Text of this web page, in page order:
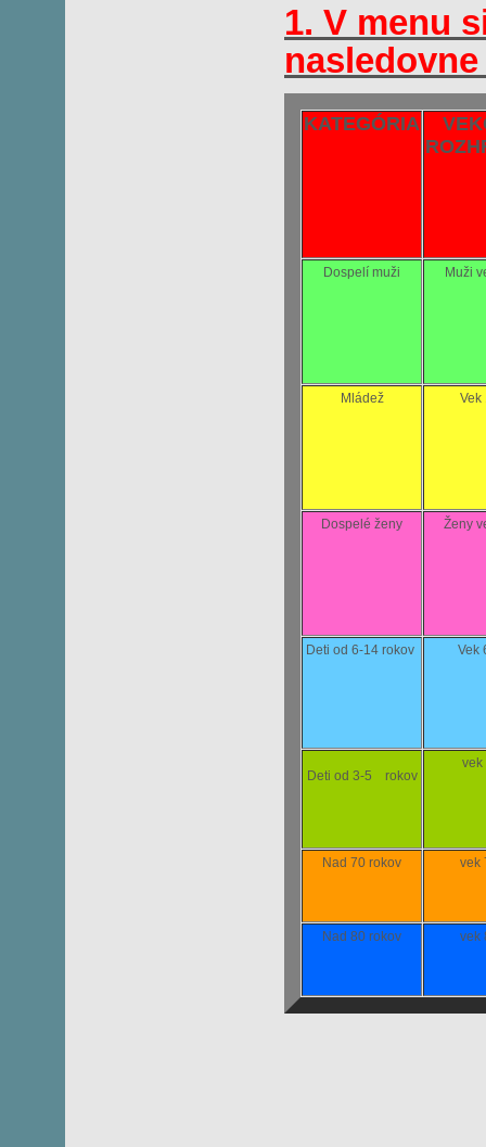
1. V menu
KATEGÓRIA
Dospelí muži Muži
Mládež Vek
Dospelé ženy Ženy
Deti od 6-14 rokov Vek
Deti od 3-5 rokov
vek
Nad 70 rokov vek
Nad 80 rokov vek